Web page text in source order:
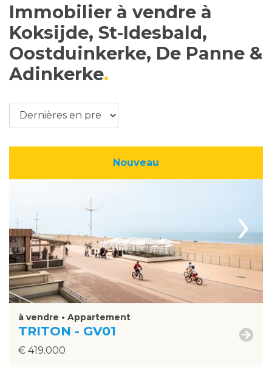
Immobilier à vendre à
Koksijde, St-Idesbald,
Oostduinkerke, De Panne &
Adinkerke
Nouveau
›
à vendre • Appartement
TRITON - GV01
€ 419.000